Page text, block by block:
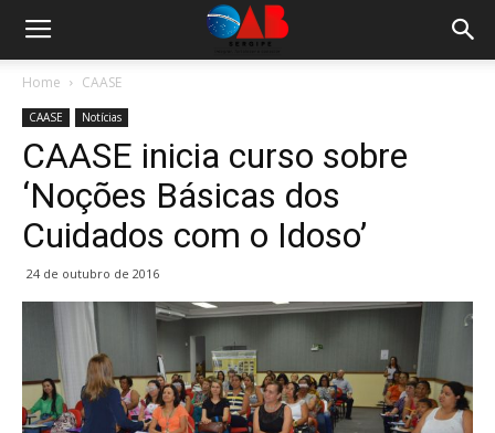
Home CAASE
CAASE Notícias
CAASE inicia curso sobre
‘Noções Básicas dos
Cuidados com o Idoso’
24 de outubro de 2016